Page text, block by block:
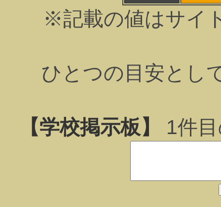
※記載の値はサイ
ひとつの目安とし
【学校掲示板】 1件